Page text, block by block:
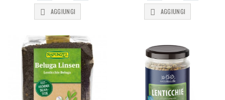
AGGIUNGI AGGIUNGI